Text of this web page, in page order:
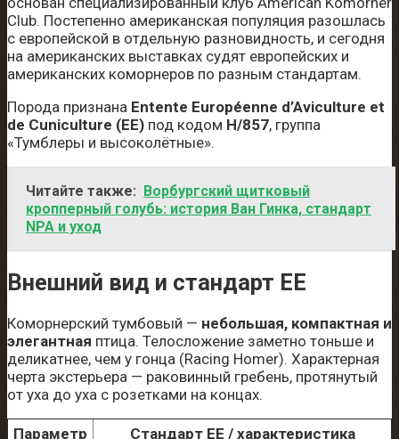
Club. Постепенно американская популяция разошлась
с европейской в отдельную разновидность, и сегодня
на американских выставках судят европейских и
американских коморнеров по разным стандартам.
Порода признана Entente Européenne d’Aviculture et
de Cuniculture (EE) под кодом H/857, группа
«Тумблеры и высоколётные».
Читайте также: Ворбургский щитковый
кропперный голубь: история Ван Гинка, стандарт
NPA и уход
Внешний вид и стандарт EE
Коморнерский тумбовый — небольшая, компактная и
элегантная птица. Телосложение заметно тоньше и
деликатнее, чем у гонца (Racing Homer). Характерная
черта экстерьера — раковинный гребень, протянутый
от уха до уха с розетками на концах.
Параметр Стандарт EE / характеристика